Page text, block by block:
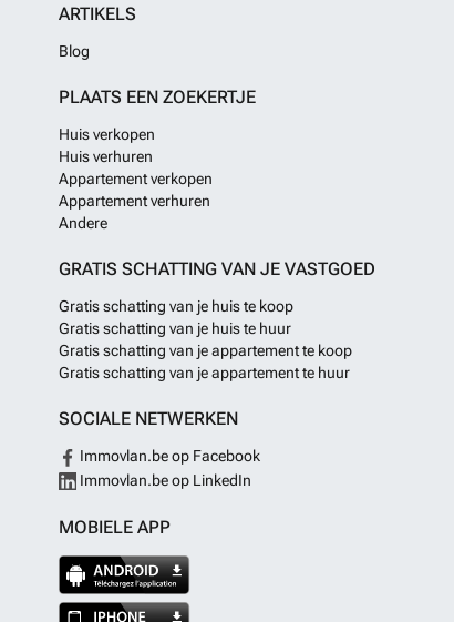
ARTIKELS
Blog
PLAATS EEN ZOEKERTJE
Huis verkopen
Huis verhuren
Appartement verkopen
Appartement verhuren
Andere
GRATIS SCHATTING VAN JE VASTGOED
Gratis schatting van je huis te koop
Gratis schatting van je huis te huur
Gratis schatting van je appartement te koop
Gratis schatting van je appartement te huur
SOCIALE NETWERKEN
Immovlan.be op Facebook
Immovlan.be op LinkedIn
MOBIELE APP